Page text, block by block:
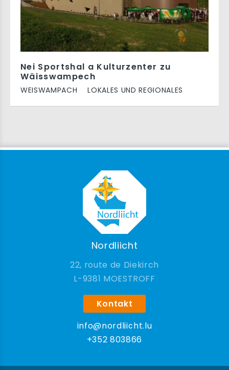
Nei Sportshal a Kulturzenter zu
Wäisswampech
WEISWAMPACH LOKALES UND REGIONALES
Nordliicht
22, route de Diekirch
9381 MOESTROFF
Kontakt
info@nordliicht.lu
+352 803866